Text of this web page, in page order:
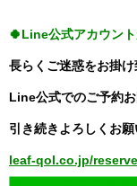
🍀Line公式アカウン
長らくご迷惑をお掛け
Line公式でのご予約お
引き続きよろしくお願
leaf-qol.co.jp/reserve